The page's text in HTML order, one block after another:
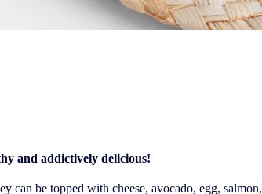
and addictively delicious!
can be topped with cheese, avocado, egg, salmon,